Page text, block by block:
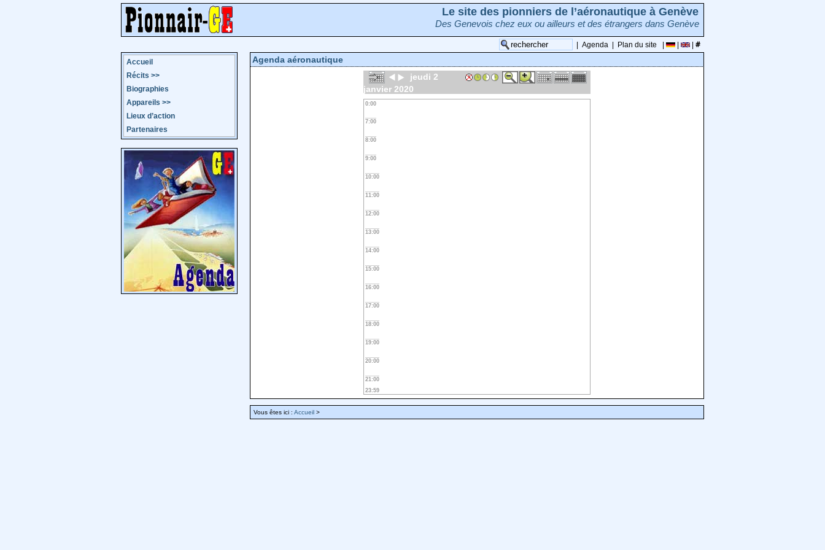
Le site des pionniers de l’aéronautique à Genève
Des Genevois chez eux ou ailleurs et des étrangers dans Genève
Agenda Plan du site
Accueil
Récits >>
Biographies
Appareils >>
Lieux d’action
Partenaires
Agenda aéronautique
jeudi 2
janvier 2020
0:00
7:00
8:00
9:00
10:00
11:00
12:00
13:00
14:00
15:00
16:00
17:00
18:00
19:00
20:00
21:00
23:59
Vous êtes ici : Accueil >